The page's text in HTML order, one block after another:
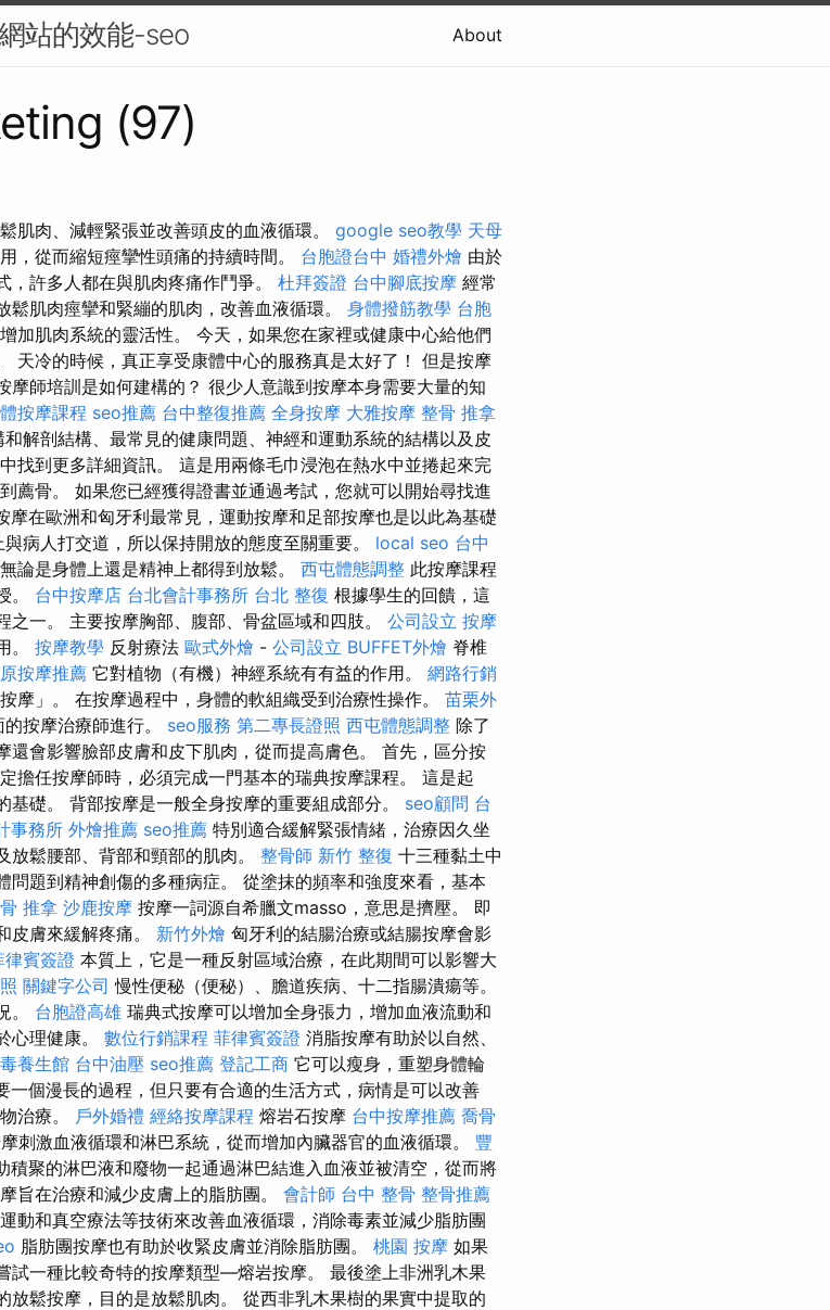
站的效能-seo About
(97)
肌肉、減輕緊張並改善頭皮的血液循環。 google seo教學 天母
，從而縮短痙攣性頭痛的持續時間。 台胞證台中 婚禮外燴 由於
許多人都在與肌肉疼痛作鬥爭。 杜拜簽證 台中腳底按摩 經常
肌肉痙攣和緊繃的肌肉，改善血液循環。 身體撥筋教學 台胞
加肌肉系統的靈活性。 今天，如果您在家裡或健康中心給他們
天冷的時候，真正享受康體中心的服務真是太好了！ 但是按摩
摩師培訓是如何建構的？ 很少人意識到按摩本身需要大量的知
按摩課程 seo推薦 台中整復推薦 全身按摩 大雅按摩 整骨 推拿
解剖結構、最常見的健康問題、神經和運動系統的結構以及皮
找到更多詳細資訊。 這是用兩條毛巾浸泡在熱水中並捲起來完
薦骨。 如果您已經獲得證書並通過考試，您就可以開始尋找進
摩在歐洲和匈牙利最常見，運動按摩和足部按摩也是以此為基礎
病人打交道，所以保持開放的態度至關重要。 local seo 台中
論是身體上還是精神上都得到放鬆。 西屯體態調整 此按摩課程
。 台中按摩店 台北會計事務所 台北 整復 根據學生的回饋，這
一。 主要按摩胸部、腹部、骨盆區域和四肢。 公司設立 按摩
。 按摩教學 反射療法 歐式外燴 - 公司設立 BUFFET外燴 脊椎
按摩推薦 它對植物（有機）神經系統有有益的作用。 網路行銷
摩」。 在按摩過程中，身體的軟組織受到治療性操作。 苗栗外
按摩治療師進行。 seo服務 第二專長證照 西屯體態調整 除了
還會影響臉部皮膚和皮下肌肉，從而提高膚色。 首先，區分按
擔任按摩師時，必須完成一門基本的瑞典按摩課程。 這是起
礎。 背部按摩是一般全身按摩的重要組成部分。 seo顧問 台
事務所 外燴推薦 seo推薦 特別適合緩解緊張情緒，治療因久坐
放鬆腰部、背部和頸部的肌肉。 整骨師 新竹 整復 十三種黏土中
問題到精神創傷的多種病症。 從塗抹的頻率和強度來看，基本
推拿 沙鹿按摩 按摩一詞源自希臘文masso，意思是擠壓。 即
皮膚來緩解疼痛。 新竹外燴 匈牙利的結腸治療或結腸按摩會影
律賓簽證 本質上，它是一種反射區域治療，在此期間可以影響大
關鍵字公司 慢性便秘（便秘）、膽道疾病、十二指腸潰瘍等。
。 台胞證高雄 瑞典式按摩可以增加全身張力，增加血液流動和
心理健康。 數位行銷課程 菲律賓簽證 消脂按摩有助於以自然、
養生館 台中油壓 seo推薦 登記工商 它可以瘦身，重塑身體輪
一個漫長的過程，但只要有合適的生活方式，病情是可以改善
治療。
戶外婚禮 經絡按摩課程 熔岩石按摩 台中按摩推薦 喬骨
刺激血液循環和淋巴系統，從而增加內臟器官的血液循環。 豐
積聚的淋巴液和廢物一起通過淋巴結進入血液並被清空，從而將
旨在治療和減少皮膚上的脂肪團。 會計師 台中 整骨 整骨推薦
動和真空療法等技術來改善血液循環，消除毒素並減少脂肪團
脂肪團按摩也有助於收緊皮膚並消除脂肪團。 桃園 按摩 如果
試一種比較奇特的按摩類型—熔岩按摩。 最後塗上非洲乳木果
放鬆按摩，目的是放鬆肌肉。 從西非乳木果樹的果實中提取的